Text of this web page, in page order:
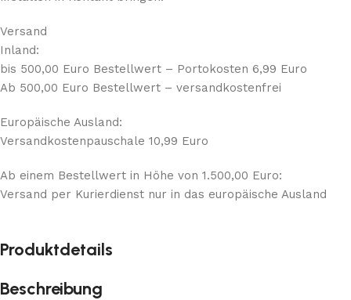
Versand
Inland:
bis 500,00 Euro Bestellwert – Portokosten 6,99 Euro
Ab 500,00 Euro Bestellwert – versandkostenfrei
Europäische Ausland:
Versandkostenpauschale 10,99 Euro
Ab einem Bestellwert in Höhe von 1.500,00 Euro:
Versand per Kurierdienst nur in das europäische Ausland
Produktdetails
Beschreibung